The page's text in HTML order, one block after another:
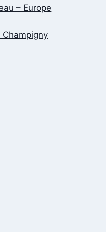
– Europe
Champigny